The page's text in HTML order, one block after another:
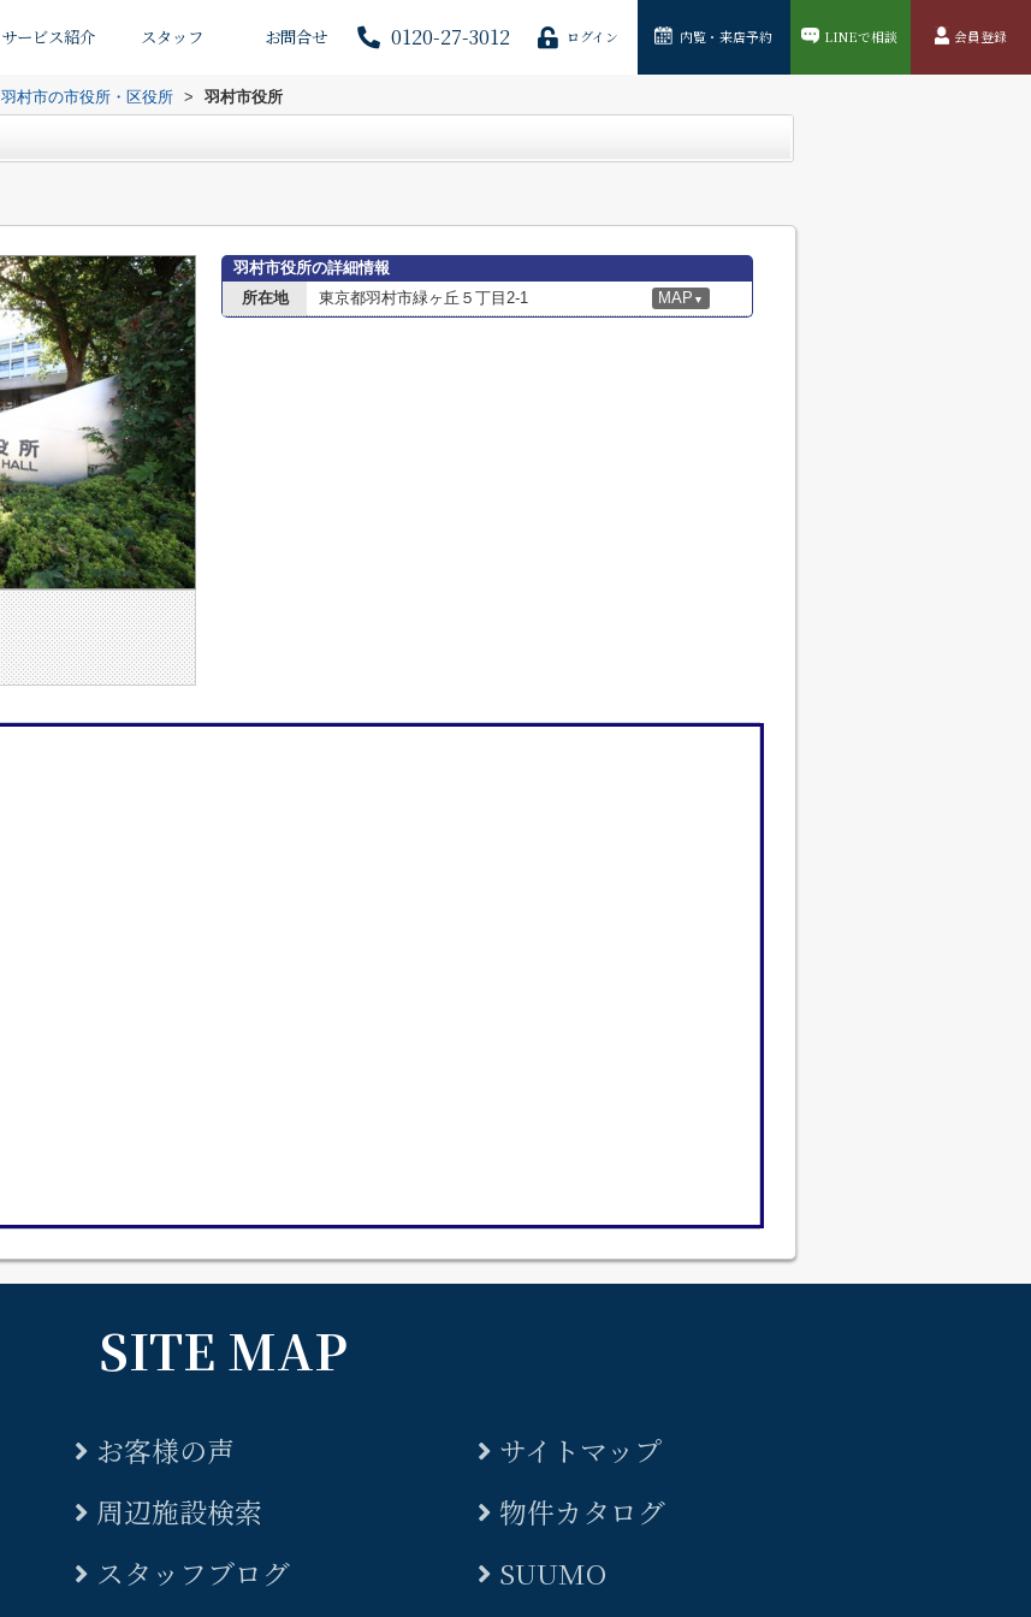
サービス紹介 スタッフ お問合せ 0120-27-3012 ログイン 内覧・来店予約 LINEで相談 会員登録
羽村市の市役所・区役所 > 羽村市役所
羽村市役所の詳細情報
所在地
東京都羽村市緑ヶ丘５丁目2-1 MAP ▼
SITE MAP
お客様の声
周辺施設検索
スタッフブログ
サイトマップ
物件カタログ
SUUMO